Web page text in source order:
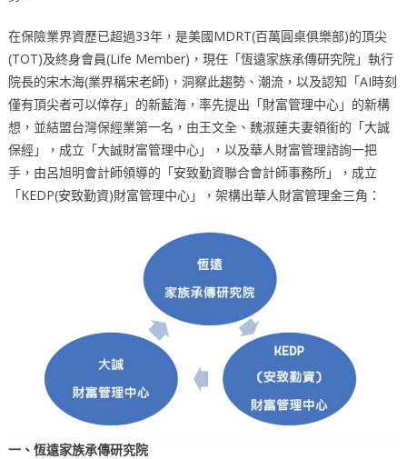
在保險業界資歷已超過33年，是美國MDRT(百萬圓桌俱樂部)的頂尖
(TOT)及終身會員(Life Member)，現任「恆遠家族承傳研究院」執行
院長的宋木海(業界稱宋老師)，洞察此趨勢、潮流，以及認知「AI時刻
僅有頂尖者可以倖存」的新藍海，率先提出「財富管理中心」的新構
想，並結盟台灣保經業第一名，由王文全、魏淑蓮夫妻領銜的「大誠
保經」，成立「大誠財富管理中心」，以及華人財富管理諮詢一把
手，由呂旭明會計師領導的「安致勤資聯合會計師事務所」，成立
「KEDP(安致勤資)財富管理中心」，架構出華人財富管理金三角：
一、恆遠家族承傳研究院